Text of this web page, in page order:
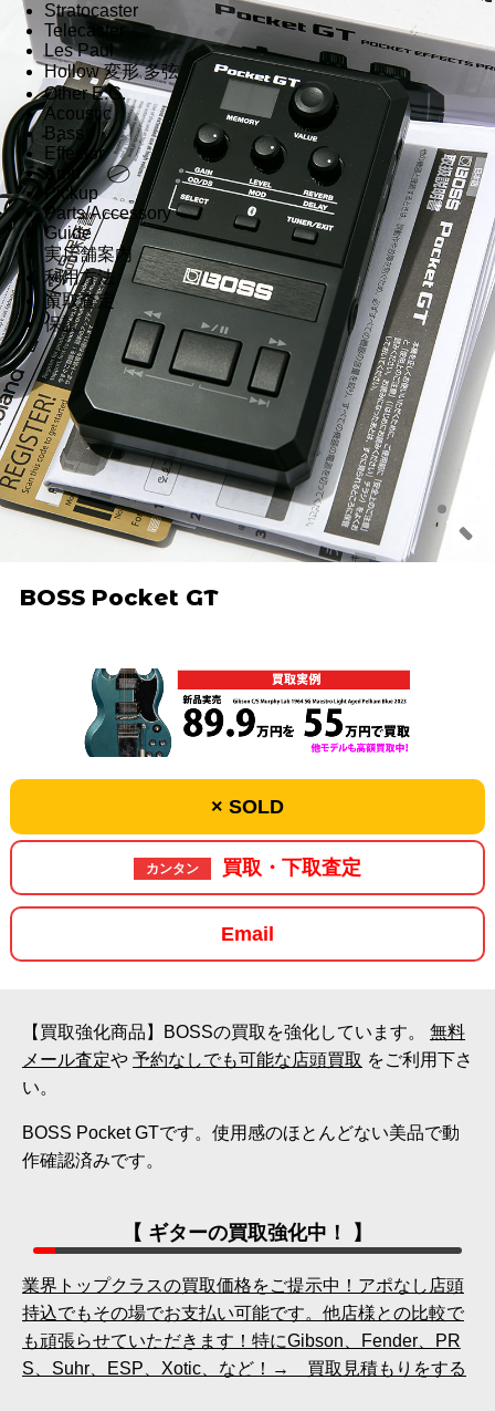
Stratocaster
Telecaster
Les Paul
Hollow 変形 多弦
Other E.G.
Acoustic
Bass
Effector
Amp
Pickup
Parts/Accessory
Guide
実店舗案内
利用方法
買取査定
保証
BOSS Pocket GT
× SOLD
カンタン 買取・下取査定
Email
【買取強化商品】BOSSの買取を強化しています。 無料
メール査定や 予約なしでも可能な店頭買取 をご利用下さ
い。
BOSS Pocket GTです。使用感のほとんどない美品で動
作確認済みです。
【 ギターの買取強化中！ 】
業界トップクラスの買取価格をご提示中！アポなし店頭
持込でもその場でお支払い可能です。他店様との比較で
も頑張らせていただきます！特にGibson、Fender、PR
S、Suhr、ESP、Xotic、など！→ 買取見積もりをする